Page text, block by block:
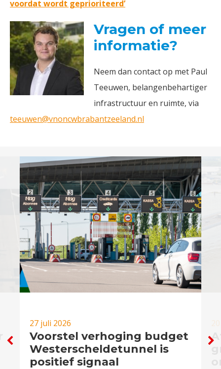
voordat wordt geprioriteerd’
Vragen of meer
informatie?
Neem dan contact op met Paul
Teeuwen, belangenbehartiger
infrastructuur en ruimte, via
teeuwen@vnoncwbrabantzeeland.nl
27 juli 2026
Voorstel verhoging budget
Westerscheldetunnel is
positief signaal